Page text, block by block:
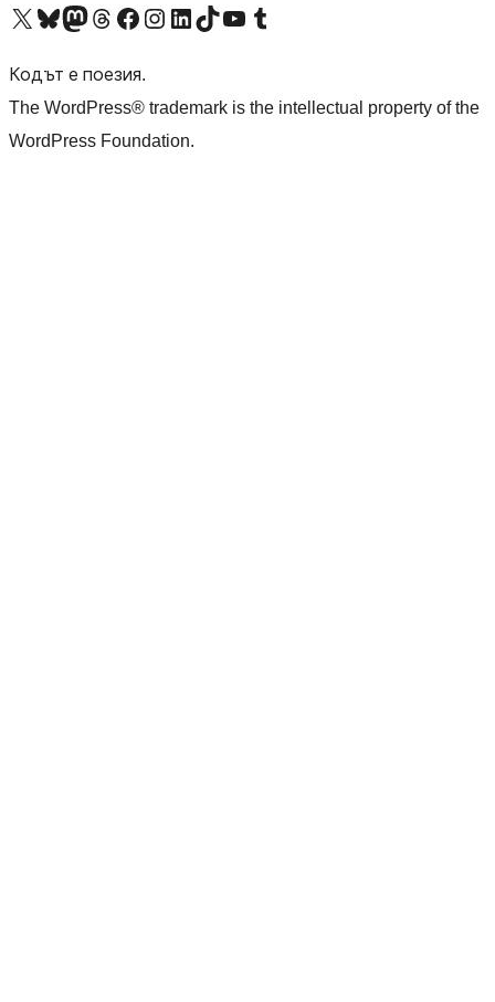
Visit our X (formerly Twitter) account
Visit our Bluesky account
Visit our Mastodon account
Visit our Threads account
Посетете нашата страница във Facebook
Посетете нашия профил в Instagram
Посетете нашия профил в LinkedIn
Visit our TikTok account
Visit our YouTube channel
Visit our Tumblr account
Кодът е поезия.
The WordPress® trademark is the intellectual property of the
WordPress Foundation.